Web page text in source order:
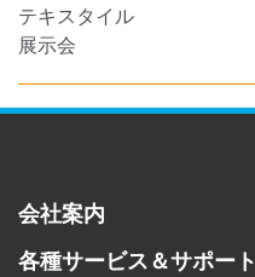
テキスタイル
展示会
会社案内
各種サービス＆サポート